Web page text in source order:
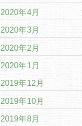
2020年4月
2020年3月
2020年2月
2020年1月
2019年12月
2019年10月
2019年8月